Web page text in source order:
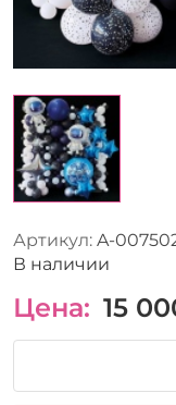
Артикул: A-
В наличии
Цена: 15